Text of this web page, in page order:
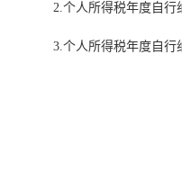
2.个人所得税年度自行
3.个人所得税年度自行